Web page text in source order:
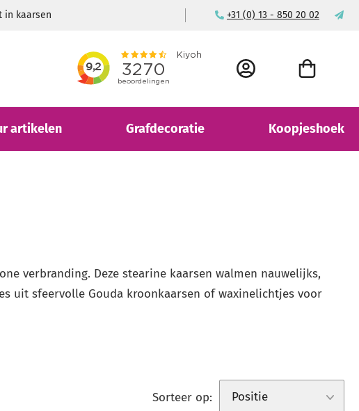
Voor consument & bedrijf+31 (0) 13 - 850 20 02
ACCOUNT
artikelen Grafdecoratie Koopjeshoek
verbranding. Deze stearine kaarsen walmen nauwelijks,
uit sfeervolle Gouda kroonkaarsen of waxinelichtjes voor
Sorteer op: